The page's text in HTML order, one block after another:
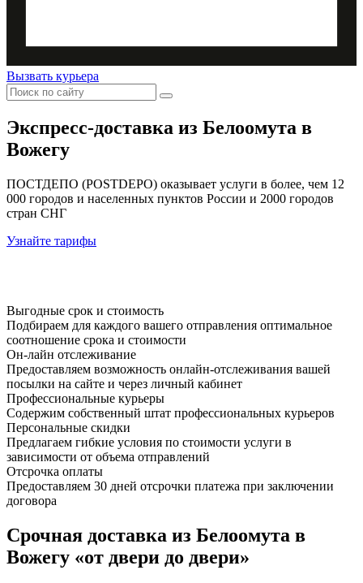
Вызвать курьера
Экспресс-доставка из Белоомута в
Вожегу
ПОСТДЕПО (POSTDEPO) оказывает услуги в более, чем 12
000 городов и населенных пунктов России и 2000 городов
стран СНГ
Узнайте тарифы
Выгодные срок и стоимость
Подбираем для каждого вашего отправления оптимальное
соотношение срока и стоимости
Он-лайн отслеживание
Предоставляем возможность онлайн-отслеживания вашей
посылки на сайте и через личный кабинет
Профессиональные курьеры
Содержим собственный штат профессиональных курьеров
Персональные скидки
Предлагаем гибкие условия по стоимости услуги в
зависимости от объема отправлений
Отсрочка оплаты
Предоставляем 30 дней отсрочки платежа при заключении
договора
Срочная доставка из Белоомута в
Вожегу «от двери до двери»